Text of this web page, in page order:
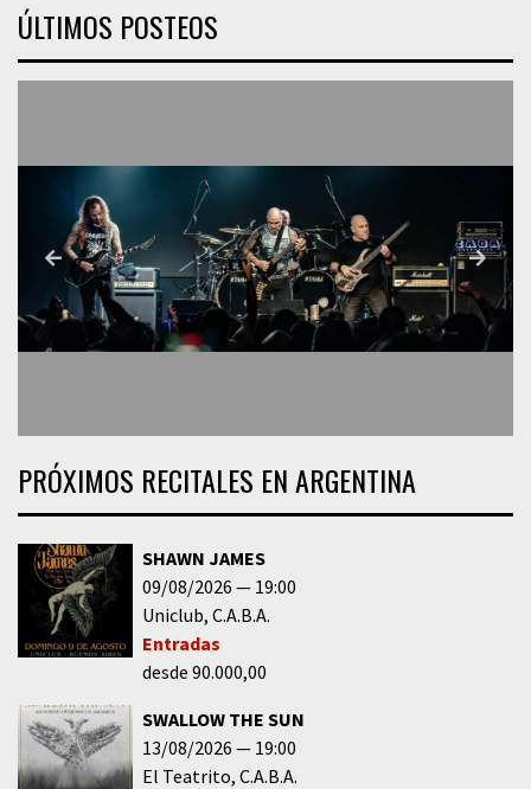
ÚLTIMOS POSTEOS
PRÓXIMOS RECITALES EN ARGENTINA
SHAWN JAMES
09/08/2026
19:00
Uniclub C.A.B.A.
Entradas
desde 90.000,00
SWALLOW THE SUN
13/08/2026
19:00
El Teatrito C.A.B.A.